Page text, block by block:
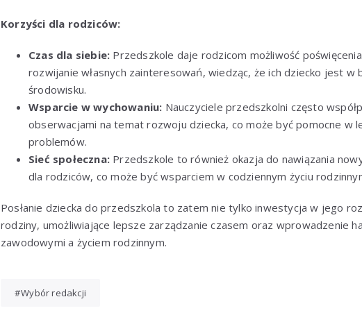
Korzyści dla rodziców:
Czas dla siebie: Przedszkole daje rodzicom możliwość
rozwijanie własnych zainteresowań, wiedząc, że ich dziecko jest w
środowisku.
Wsparcie w wychowaniu: Nauczyciele przedszkolni często
obserwacjami na temat rozwoju dziecka, co może być pomocne w
problemów.
Sieć społeczna: Przedszkole to również okazja do nawiązania
dla rodziców, co może być wsparciem w codziennym życiu
Posłanie dziecka do przedszkola to zatem nie tylko inwestycja w jego
rodziny, umożliwiające lepsze zarządzanie czasem oraz wprowadzenie
zawodowymi a życiem rodzinnym.
Wybór redakcji